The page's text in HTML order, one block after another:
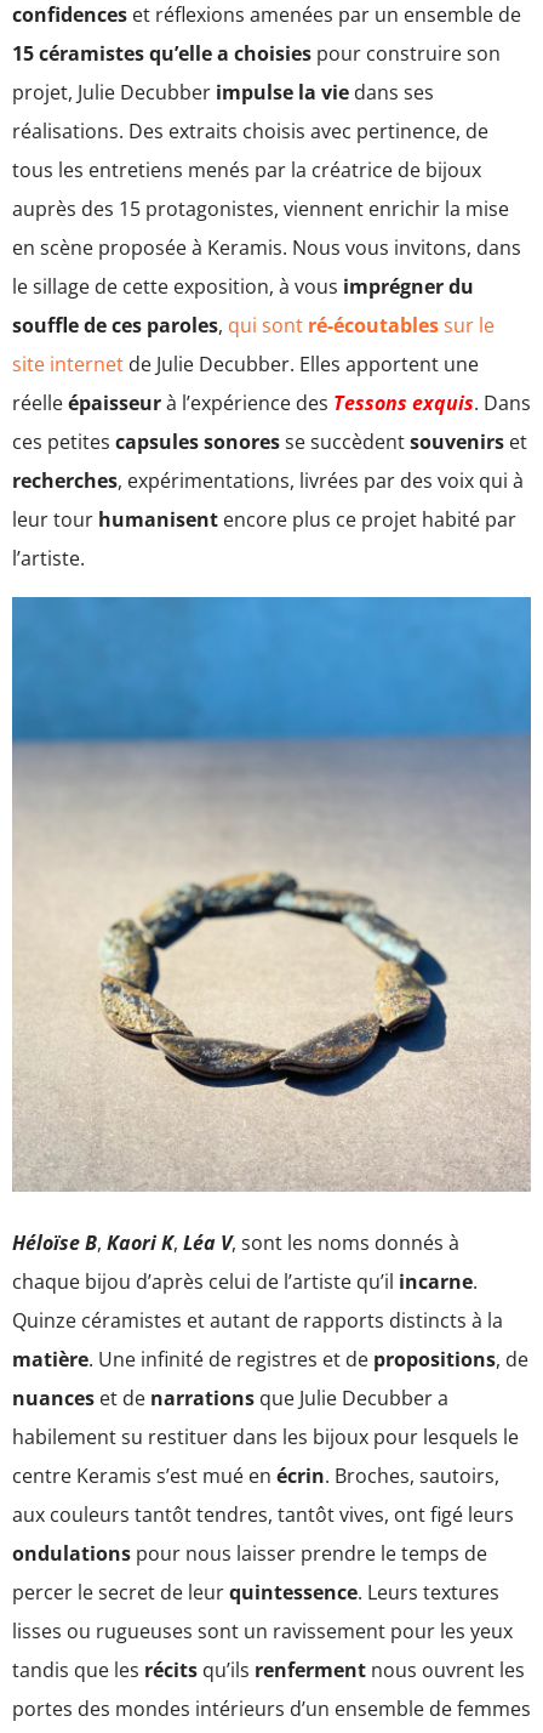
confidences et réflexions amenées par un ensemble de
15 céramistes qu’elle a choisies pour construire son
projet, Julie Decubber impulse la vie dans ses
réalisations. Des extraits choisis avec pertinence, de
tous les entretiens menés par la créatrice de bijoux
auprès des 15 protagonistes, viennent enrichir la mise
en scène proposée à Keramis. Nous vous invitons, dans
le sillage de cette exposition, à vous imprégner du
souffle de ces paroles, qui sont ré-écoutablessur le
site internet de Julie Decubber. Elles apportent une
réelleépaisseurà l’expérience des Tessons exquis. Dans
ces petites capsulessonoresse succèdentsouvenirs et
recherches, expérimentations, livrées par des voix qui à
leur tour humanisent encore plus ce projet habité par
l’artiste.
Héloïse B, Kaori K, Léa V, sont les noms donnés à
chaque bijou d’après celui de l’artiste qu’il incarne.
Quinze céramistes et autant de rapports distincts à la
matière. Une infinité de registres et de propositions, de
nuances et de narrations que Julie Decubber a
habilement su restituer dans les bijoux pour lesquels le
centre Keramis s’est mué en écrin. Broches, sautoirs,
aux couleurs tantôt tendres, tantôt vives, ont figé leurs
ondulations pour nous laisser prendre le temps de
percer le secret de leurquintessence. Leurs textures
lisses ou rugueuses sont un ravissement pour les yeux
tandis que les récits qu’ils renferment nous ouvrent les
portes des mondes intérieurs d’un ensemble de femmes